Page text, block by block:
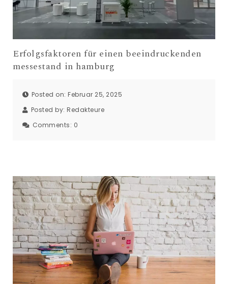
Erfolgsfaktoren für einen beeindruckenden
messestand in hamburg
Posted on: Februar 25, 2025
Posted by: Redakteure
Comments: 0